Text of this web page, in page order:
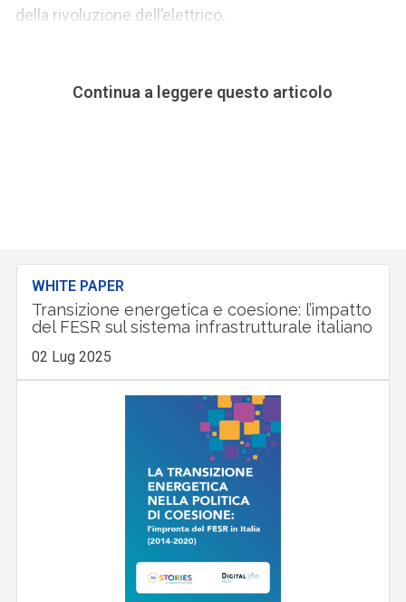
della rivoluzione dell’elettrico.
Continua a leggere questo articolo
WHITE PAPER
Transizione energetica e coesione: l’impatto
del FESR sul sistema infrastrutturale italiano
02 Lug 2025